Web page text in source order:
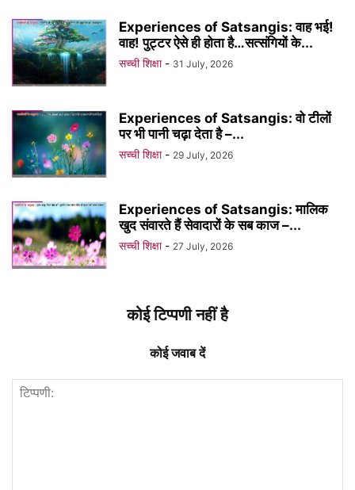
Experiences of Satsangis: वाह भई!
वाह! पुट्टर ऐसे ही होता है…सत्संगियों के...
सच्ची शिक्षा - 31 July, 2026
Experiences of Satsangis: वो टीलों
पर भी पानी चढ़ा देता है –...
सच्ची शिक्षा - 29 July, 2026
Experiences of Satsangis: मालिक
खुद संवारते हैं सेवादारों के सब काज –...
सच्ची शिक्षा - 27 July, 2026
कोई टिप्पणी नहीं है
कोई जवाब दें